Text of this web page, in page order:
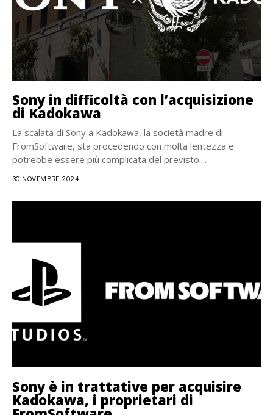
Sony in difficoltà con l’acquisizione
di Kadokawa
La scalata di Sony a Kadokawa, la società madre di
FromSoftware, sta procedendo con molta lentezza e
potrebbe essere più complicata del previsto....
30 NOVEMBRE 2024
Sony è in trattative per acquisire
Kadokawa, i proprietari di